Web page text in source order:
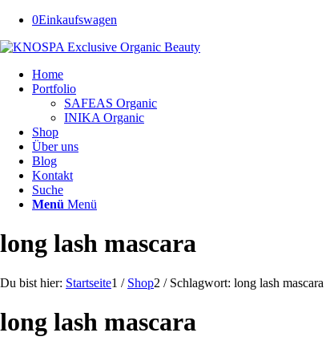
0Einkaufswagen
Home
Portfolio
SAFEAS Organic
INIKA Organic
Shop
Über uns
Blog
Kontakt
Suche
Menü Menü
long lash mascara
Du bist hier: Startseite1 / Shop2 / Schlagwort: long lash mascara
long lash mascara